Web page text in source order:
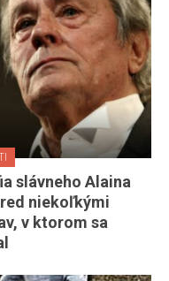
slávneho Alaina
niekoľkými
v ktorom sa